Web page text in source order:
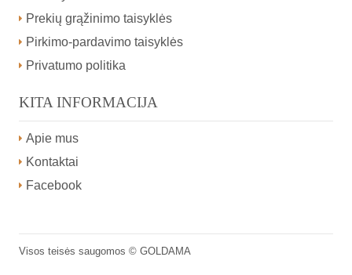
Prekių grąžinimo taisyklės
Pirkimo-pardavimo taisyklės
Privatumo politika
KITA INFORMACIJA
Apie mus
Kontaktai
Facebook
Visos teisės saugomos © GOLDAMA